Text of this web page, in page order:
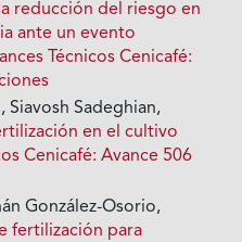
reducción del riesgo en
ante un evento
Técnicos Cenicafé:
Siavosh Sadeghian,
en el cultivo
Cenicafé: Avance 506
González-Osorio,
fertilización para